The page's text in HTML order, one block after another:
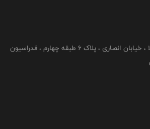
تهران ، بلوار نلسون ماندلا ، خیابان انصاری ، پلاک ۶ طبقه چهارم ، فدراسیون